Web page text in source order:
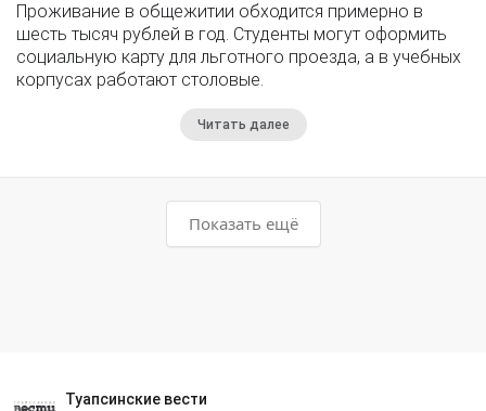
Проживание в общежитии обходится примерно в
шесть тысяч рублей в год. Студенты могут оформить
социальную карту для льготного проезда, а в учебных
корпусах работают столовые.
Читать далее
Показать ещё
Туапсинские вести